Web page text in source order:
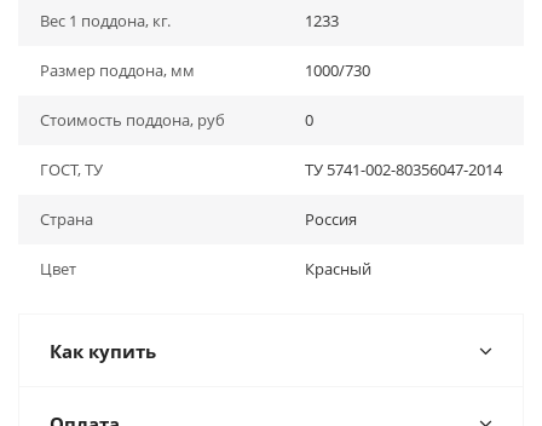
Вес 1 поддона, кг. 1233
Размер поддона, мм 1000/730
Стоимость поддона, руб 0
ГОСТ, ТУ ТУ 5741-002-80356047-2014
Страна Россия
Цвет Красный
Как купить